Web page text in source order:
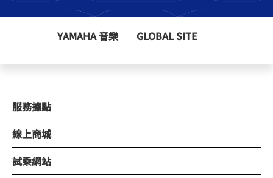
YAMAHA 音樂 GLOBAL SITE
服務據點
線上商城
試乘網站